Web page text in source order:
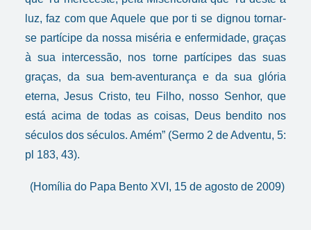
luz, faz com que Aquele que por ti se dignou tornar-
se partícipe da nossa miséria e enfermidade, graças
à sua intercessão, nos torne partícipes das suas
graças, da sua bem-aventurança e da sua glória
eterna, Jesus Cristo, teu Filho, nosso Senhor, que
está acima de todas as coisas, Deus bendito nos
séculos dos séculos. Amém” (Sermo 2 de Adventu, 5:
pl 183, 43).
(Homília do Papa Bento XVI, 15 de agosto de 2009)